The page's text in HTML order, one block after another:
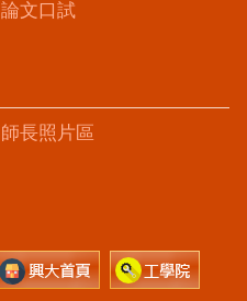
論文口試
師長照片區